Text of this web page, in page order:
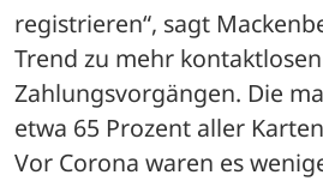
registrieren“, sagt
Trend zu mehr kontaktlosen
Zahlungsvorgängen. Die
etwa 65 Prozent aller
Vor Corona waren es